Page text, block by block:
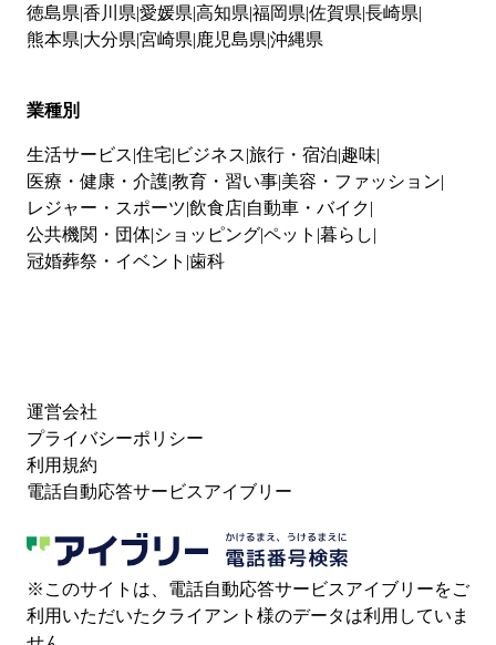
徳島県 香川県 愛媛県 高知県 福岡県 佐賀県 長崎県
熊本県 大分県 宮崎県 鹿児島県 沖縄県
業種別
生活サービス 住宅 ビジネス 旅行・宿泊 趣味
医療・健康・介護教育・習い事 美容・ファッション
レジャー・スポーツ 飲食店 自動車・バイク
公共機関・団体 ショッピングペット 暮らし
冠婚葬祭・イベント 歯科
運営会社
プライバシーポリシー
利用規約
電話自動応答サービスアイブリー
※このサイトは、電話自動応答サービスアイブリーをご
利用いただいたクライアント様のデータは利用していま